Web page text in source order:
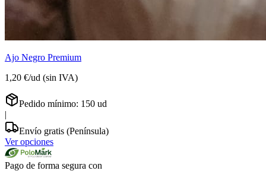
Ajo Negro Premium
1,20 €/ud (sin IVA)
Pedido mínimo: 150 ud
|
Envío gratis (Península)
Ver opciones
Pago de forma segura con